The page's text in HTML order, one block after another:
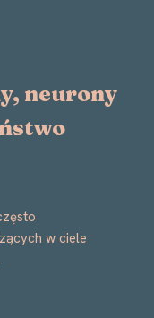
neurony
w ciele